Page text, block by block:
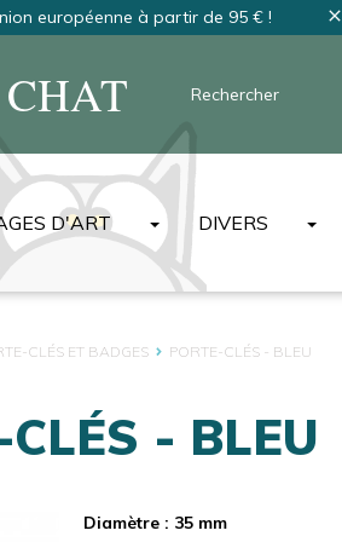
européenne à partir de 95 € ! close
D'ART
SIGNÉES
DIVERS
T-SHIRTS ET
SACS
PORTE-CLÉS
LES MASQUES
CLÉS ET BADGES PORTE-CLÉS - BLEU
- BLEU
Diamètre : 35 mm